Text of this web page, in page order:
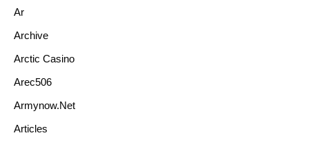
Ar
Archive
Arctic Casino
Arec506
Armynow.net
Articles